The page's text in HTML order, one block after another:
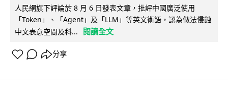
人民網旗下評論於 8 月 6 日發表文章，批評中國廣泛使用
「Token」、「Agent」及「LLM」等英文術語，認為做法侵蝕
中文表意空間及科...
閱讀全文
分享